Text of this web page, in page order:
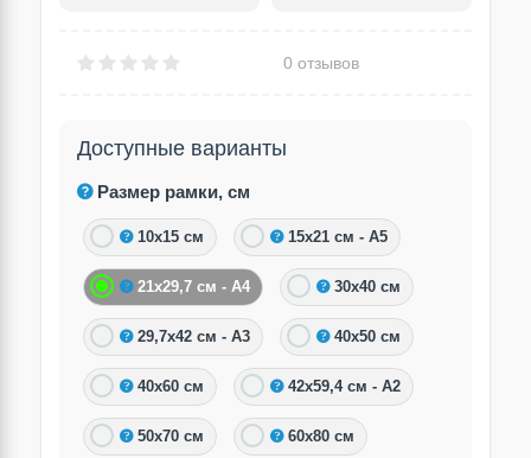
0 отзывов
Доступные варианты
Размер рамки, см
10х15 см 15х21 см - А5
21х29,7 см - А4 30х40 см
29,7х42 см - А3 40х50 см
40х60 см 42х59,4 см - А2
50х70 см 60х80 см